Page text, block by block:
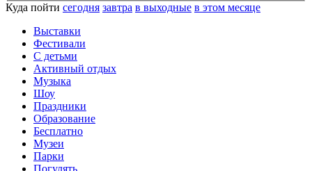
Куда пойти сегодня завтра в выходные в этом месяце
Выставки
Фестивали
С детьми
Активный отдых
Музыка
Шоу
Праздники
Образование
Бесплатно
Музеи
Парки
Погулять